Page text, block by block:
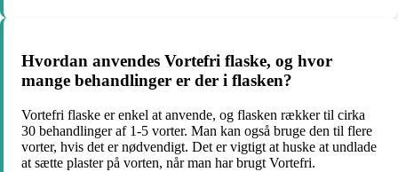
Hvordan anvendes Vortefri flaske, og hvor
mange behandlinger er der i flasken?
Vortefri flaske er enkel at anvende, og flasken rækker til cirka
30 behandlinger af 1-5 vorter. Man kan også bruge den til flere
vorter, hvis det er nødvendigt. Det er vigtigt at huske at undlade
at sætte plaster på vorten, når man har brugt Vortefri.